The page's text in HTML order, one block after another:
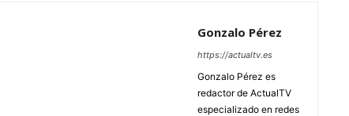
Gonzalo Pérez
https://actualtv.es
Gonzalo Pérez es
redactor de ActualTV
especializado en redes